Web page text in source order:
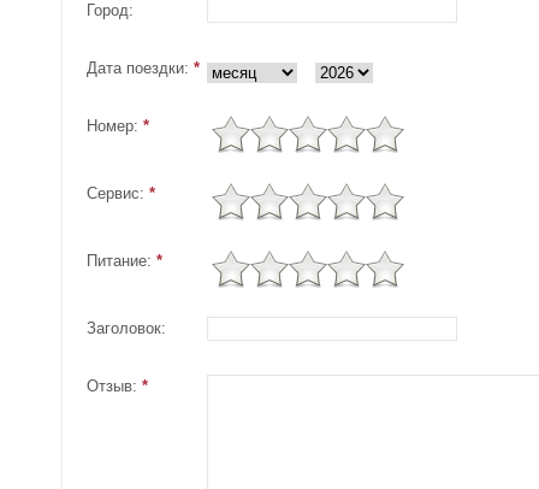
Город:
Дата поездки: *
Номер: *
Сервис: *
Питание: *
Заголовок:
Отзыв: *